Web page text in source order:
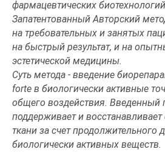
фармацевтических
Запатентованный Авторский
на требовательных и занятых
на быстрый результат, и на
эстетической медицины.
Суть метода - введение
forte в биологически активные
общего воздействия. Введенный
поддерживает и
ткани за счет продолжительного
биологически активных веществ.